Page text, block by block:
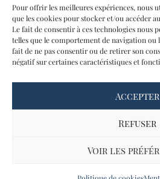
Pour offrir les meilleures expériences, nous
que les cookies pour stocker et/ou accéder
Le fait de consentir à ces technologies nous
telles que le comportement de navigation ou
fait de ne pas consentir ou de retirer son
négatif sur certaines caractéristiques et
Accepter
Refuser
Voir les
CONTACT
A PROPOS
MON